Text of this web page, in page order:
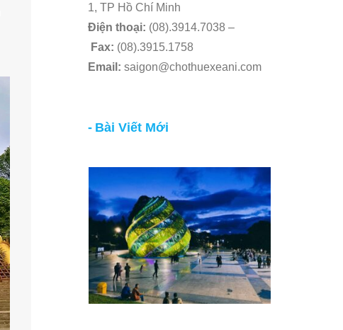
1, TP Hồ Chí Minh
Điện thoại: (08).3914.7038 –
Fax: (08).3915.1758
Email: saigon@chothuexeani.com
Bài Viết Mới